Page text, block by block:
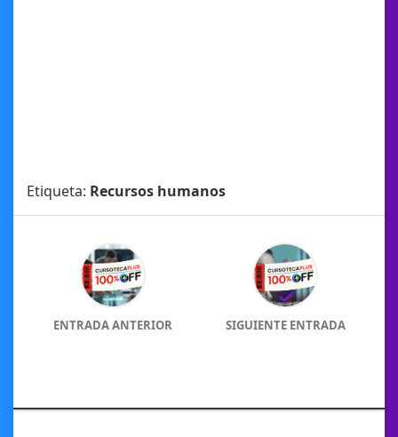
Etiqueta: Recursos humanos
ENTRADA ANTERIOR SIGUIENTE ENTRADA